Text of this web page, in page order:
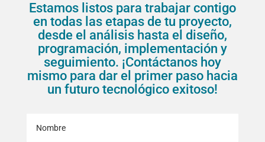
Estamos listos para trabajar contigo
en todas las etapas de tu proyecto,
desde el análisis hasta el diseño,
programación, implementación y
seguimiento. ¡Contáctanos hoy
mismo para dar el primer paso hacia
un futuro tecnológico exitoso!